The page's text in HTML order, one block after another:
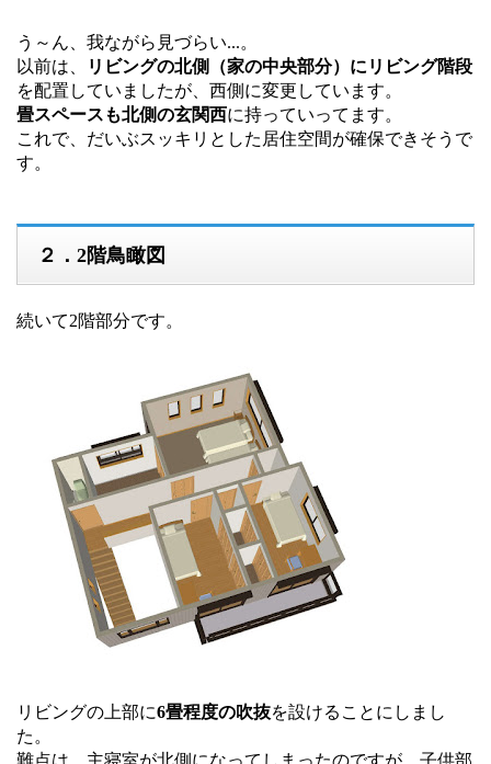
う～ん、我ながら見づらい...。
以前は、
リビングの北側（家の中央部分）にリビング階段
を配置していましたが、西側に変更しています。
畳スペースも北側の玄関西に持っていってます。
これで、だいぶスッキリとした居住空間が確保できそうで
す。
２．2階鳥瞰図
続いて2階部分です。
リビングの上部に6畳程度の吹抜を設けることにしまし
た。